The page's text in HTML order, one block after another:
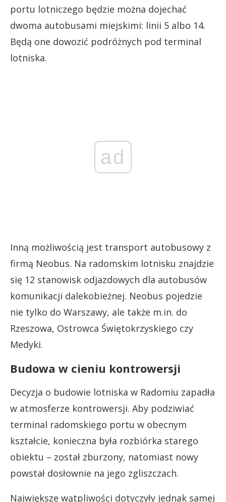
portu lotniczego będzie można dojechać
dwoma autobusami miejskimi: linii 5 albo 14.
Będą one dowozić podróżnych pod terminal
lotniska.
ad
Inną możliwością jest transport autobusowy z
firmą Neobus. Na radomskim lotnisku znajdzie
się 12 stanowisk odjazdowych dla autobusów
komunikacji dalekobieżnej. Neobus pojedzie
nie tylko do Warszawy, ale także m.in. do
Rzeszowa, Ostrowca Świętokrzyskiego czy
Medyki.
Budowa w cieniu kontrowersji
Decyzja o budowie lotniska w Radomiu zapadła
w atmosferze kontrowersji. Aby podziwiać
terminal radomskiego portu w obecnym
kształcie, konieczna była rozbiórka starego
obiektu – został zburzony, natomiast nowy
powstał dosłownie na jego zgliszczach.
Największe wątpliwości dotyczyły jednak samej